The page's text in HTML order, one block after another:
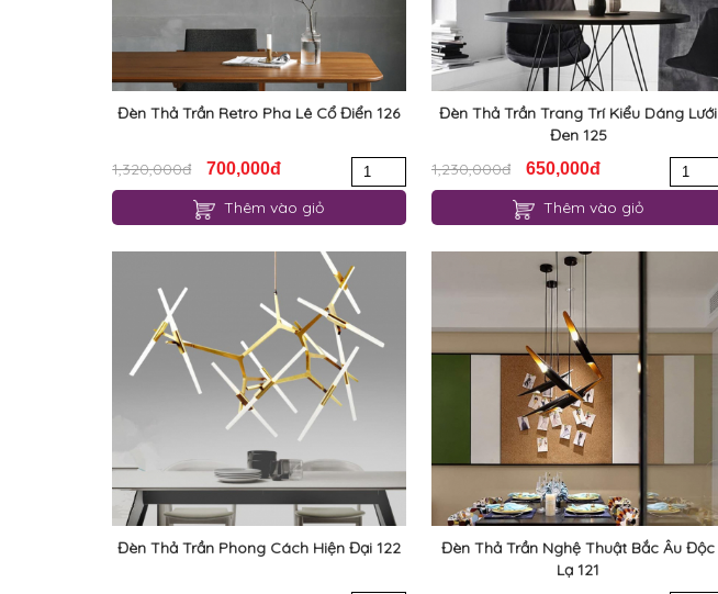
Đèn Thả Trần Retro Pha Lê Cổ Điển 126
1,320,000đ 700,000đ
Thêm vào giỏ
Đèn Thả Trần Trang Trí Kiểu Dáng Lưới
Đen 125
1,230,000đ
650,000đ
Thêm vào giỏ
Đèn Thả Trần Phong Cách Hiện Đại 122
Đèn Thả Trần Nghệ Thuật Bắc Âu Độc
Lạ 121